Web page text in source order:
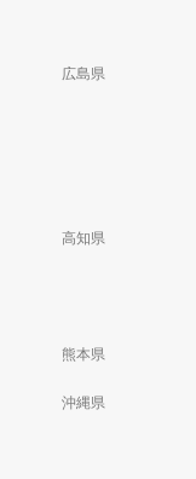
広島県
高知県
熊本県
沖縄県